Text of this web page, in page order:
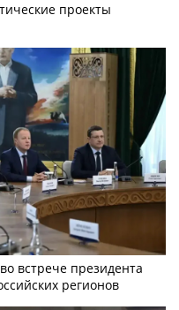
проекты
встрече президента
регионов